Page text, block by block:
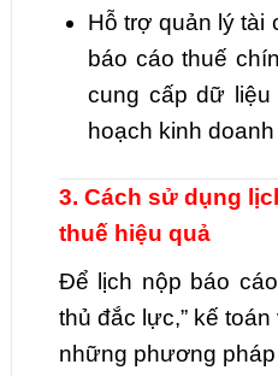
Hỗ trợ quản lý tài
báo cáo thuế
cung cấp dữ
hoạch kinh
3. Cách sử dụng
thuế hiệu quả
Để lịch nộp báo
thủ đắc lực,” kế
những phương